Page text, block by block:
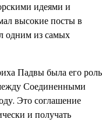
идеями и
высокие посты в
одним из самых
Падвы была его роль
Соединенными
Это соглашение
и получать